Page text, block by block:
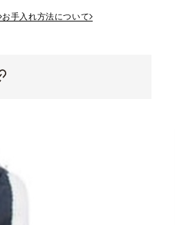
お手入れ方法について